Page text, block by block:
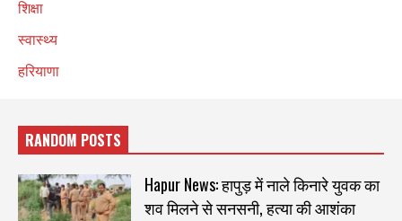
शिक्षा
स्वास्थ्य
हरियाणा
RANDOM POSTS
Hapur News: हापुड़ में नाले किनारे युवक का
शव मिलने से सनसनी, हत्या की आशंका